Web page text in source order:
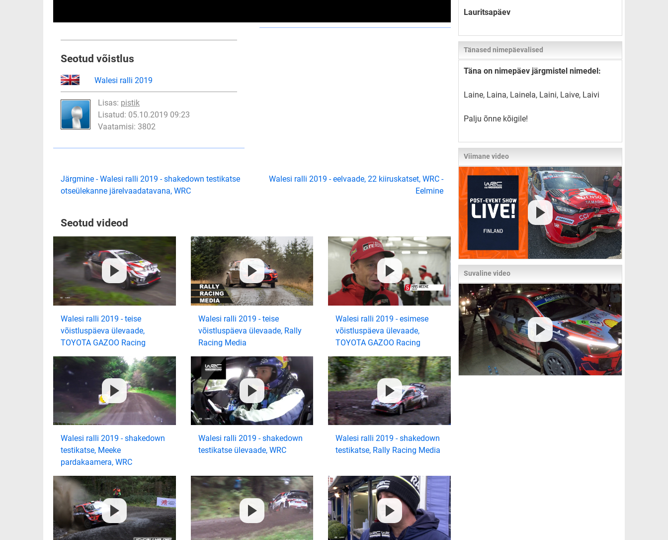
Seotud võistlus
Walesi ralli 2019
Lisas: pistik
Lisatud: 05.10.2019 09:23
Vaatamisi: 3802
Järgmine - Walesi ralli 2019 - shakedown testikatse
otseülekanne järelvaadatavana, WRC
Walesi ralli 2019 - eelvaade, 22 kiiruskatset, WRC -
Eelmine
Seotud videod
Walesi ralli 2019 - teise
võistluspäeva ülevaade,
TOYOTA GAZOO Racing
Walesi ralli 2019 - teise
võistluspäeva ülevaade, Rally
Racing Media
Walesi ralli 2019 - esimese
võistluspäeva ülevaade,
TOYOTA GAZOO Racing
Walesi ralli 2019 - shakedown
testikatse, Meeke
pardakaamera, WRC
Walesi ralli 2019 - shakedown
testikatse ülevaade, WRC
Walesi ralli 2019 - shakedown
testikatse, Rally Racing Media
Lauritsapäev
Tänased nimepäevalised
Täna on nimepäev järgmistel nimedel:
Laine, Laina, Lainela, Laini, Laive, Laivi
Palju õnne kõigile!
Viimane video
Suvaline video